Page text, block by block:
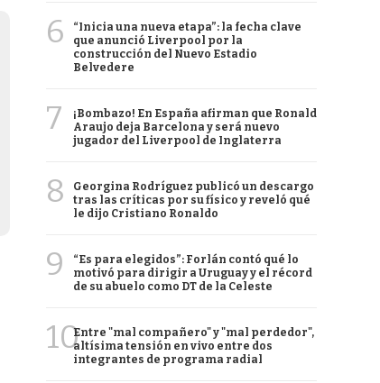
6
“Inicia una nueva etapa”: la fecha clave
que anunció Liverpool por la
construcción del Nuevo Estadio
Belvedere
7
¡Bombazo! En España afirman que Ronald
Araujo deja Barcelona y será nuevo
jugador del Liverpool de Inglaterra
8
Georgina Rodríguez publicó un descargo
tras las críticas por su físico y reveló qué
le dijo Cristiano Ronaldo
9
“Es para elegidos”: Forlán contó qué lo
motivó para dirigir a Uruguay y el récord
de su abuelo como DT de la Celeste
10Entre "mal compañero" y "mal perdedor",
altísima tensión en vivo entre dos
integrantes de programa radial